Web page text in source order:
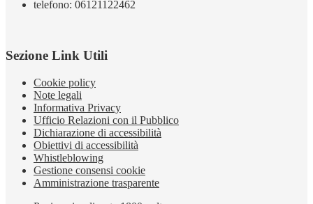
telefono: 06121122462
Sezione Link Utili
Cookie policy
Note legali
Informativa Privacy
Ufficio Relazioni con il Pubblico
Dichiarazione di accessibilità
Obiettivi di accessibilità
Whistleblowing
Gestione consensi cookie
Amministrazione trasparente